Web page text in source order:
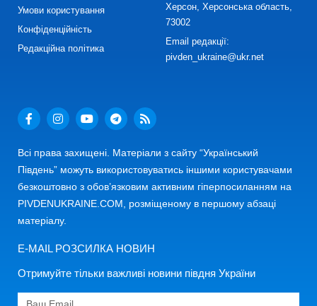
Умови користування
Конфіденційність
Редакційна політика
Херсон, Херсонська область,
73002
Email редакції:
pivden_ukraine@ukr.net
Всі права захищені. Матеріали з сайту “Український
Південь” можуть використовуватись іншими користувачами
безкоштовно з обов’язковим активним гіперпосиланням на
PIVDENUKRAINE.COM, розміщеному в першому абзаці
матеріалу.
E-MAIL РОЗСИЛКА НОВИН
Отримуйте тільки важливі новини півдня України